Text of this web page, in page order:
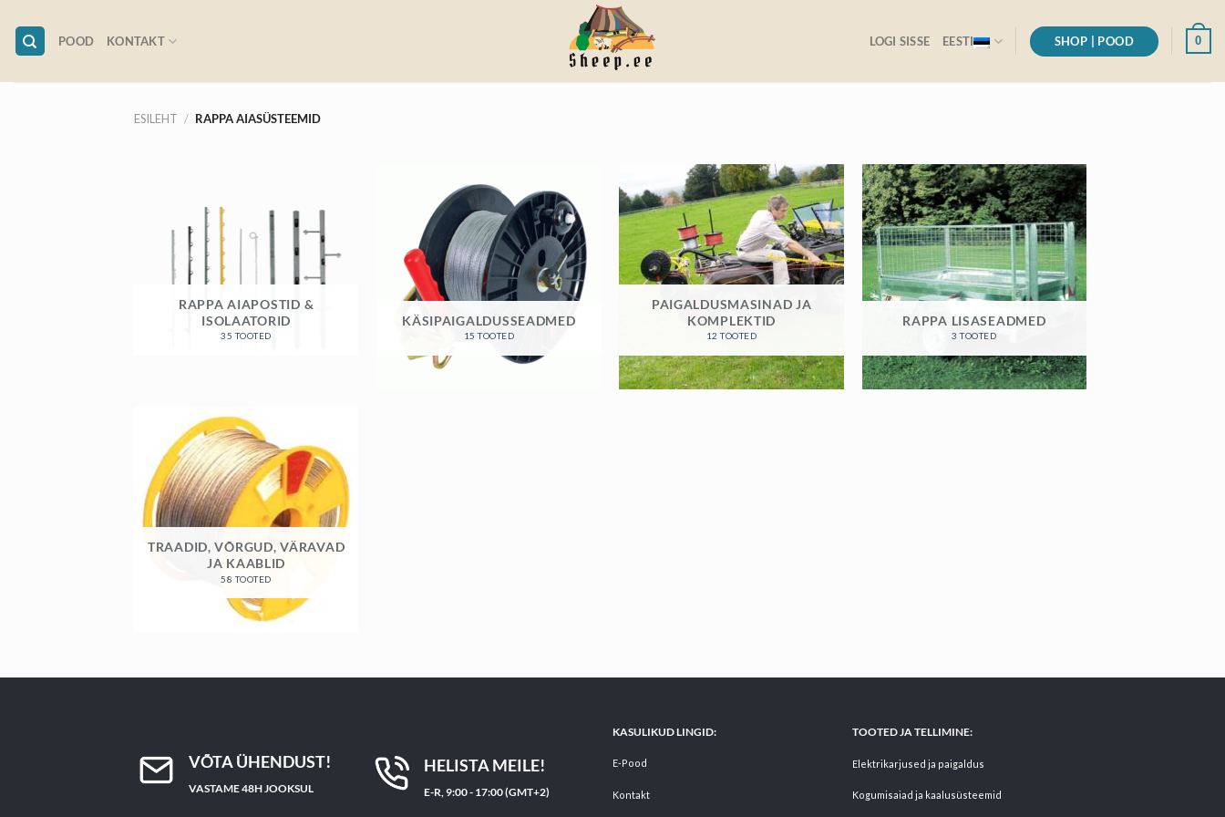
content
POOD KONTAKT LOGI SISSE EESTI SHOP | POOD 0
ESILEHT / RAPPA AIASÜSTEEMID
RAPPA AIAPOSTID &
ISOLAATORID
35 TOOTED
KÄSIPAIGALDUSSEADMED
15 TOOTED
PAIGALDUSMASINAD JA
KOMPLEKTID
12 TOOTED
RAPPA LISASEADMED
3 TOOTED
TRAADID, VÕRGUD, VÄRAVAD
JA KAABLID
58 TOOTED
VÕTA ÜHENDUST!
VASTAME 48H JOOKSUL
HELISTA MEILE!
E-R, 9:00 - 17:00 (GMT+2)
KASULIKUD LINGID:
E-Pood
Kontakt
TOOTED JA TELLIMINE:
Elektrikarjused ja paigaldus
Kogumisaiad ja kaalusüsteemid